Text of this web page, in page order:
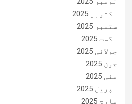
اکتوبر 2025
ستمبر 2025
اگست 2025
جولائی 2025
جون 2025
مئی 2025
اپریل 2025
مارچ 2025